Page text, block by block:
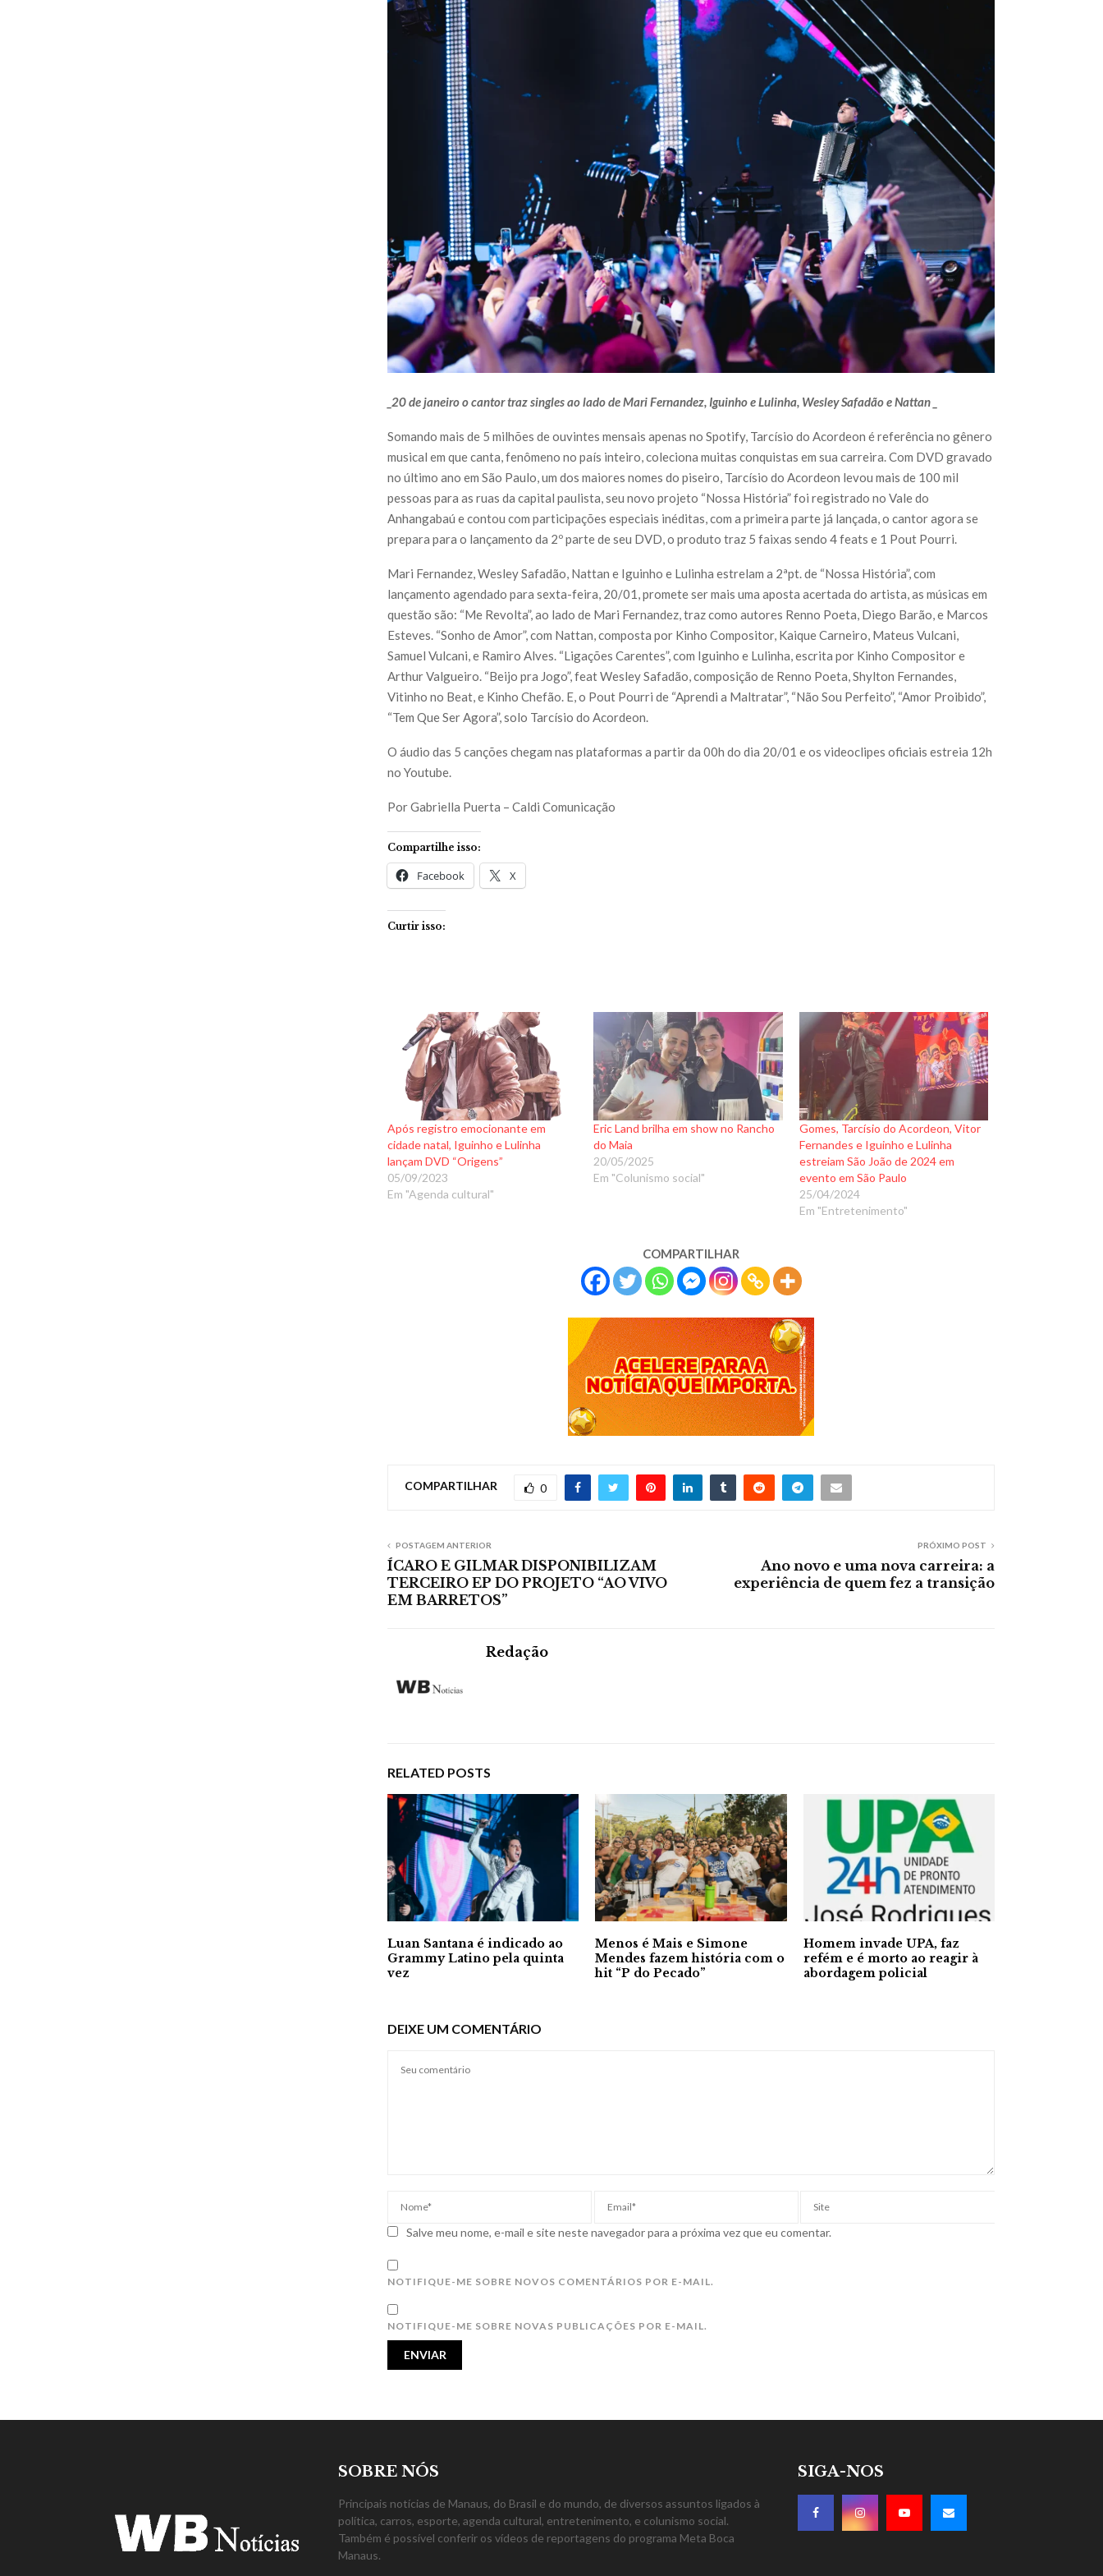
_20 de janeiro o cantor traz singles ao lado de Mari Fernandez, Iguinho e Lulinha, Wesley Safadão e Nattan _
Somando mais de 5 milhões de ouvintes mensais apenas no Spotify, Tarcísio do Acordeon é referência no gênero
musical em que canta, fenômeno no país inteiro, coleciona muitas conquistas em sua carreira. Com DVD gravado
no último ano em São Paulo, um dos maiores nomes do piseiro, Tarcísio do Acordeon levou mais de 100 mil
pessoas para as ruas da capital paulista, seu novo projeto “Nossa História” foi registrado no Vale do
Anhangabaú e contou com participações especiais inéditas, com a primeira parte já lançada, o cantor agora se
prepara para o lançamento da 2º parte de seu DVD, o produto traz 5 faixas sendo 4 feats e 1 Pout Pourri.
Mari Fernandez, Wesley Safadão, Nattan e Iguinho e Lulinha estrelam a 2ªpt. de “Nossa História”, com
lançamento agendado para sexta-feira, 20/01, promete ser mais uma aposta acertada do artista, as músicas em
questão são: “Me Revolta”, ao lado de Mari Fernandez, traz como autores Renno Poeta, Diego Barão, e Marcos
Esteves. “Sonho de Amor”, com Nattan, composta por Kinho Compositor, Kaique Carneiro, Mateus Vulcani,
Samuel Vulcani, e Ramiro Alves. “Ligações Carentes”, com Iguinho e Lulinha, escrita por Kinho Compositor e
Arthur Valgueiro. “Beijo pra Jogo”, feat Wesley Safadão, composição de Renno Poeta, Shylton Fernandes,
Vitinho no Beat, e Kinho Chefão. E, o Pout Pourri de “Aprendi a Maltratar”, “Não Sou Perfeito”, “Amor Proibido”,
“Tem Que Ser Agora”, solo Tarcísio do Acordeon.
O áudio das 5 canções chegam nas plataformas a partir da 00h do dia 20/01 e os videoclipes oficiais estreia 12h
no Youtube.
Por Gabriella Puerta – Caldi Comunicação
Compartilhe isso:
Facebook X
Curtir isso:
Após registro emocionante em
cidade natal, Iguinho e Lulinha
lançam DVD “Origens”
05/09/2023
Em "Agenda cultural"
Eric Land brilha em show no Rancho
do Maia
20/05/2025
Em "Colunismo social"
Gomes, Tarcísio do Acordeon, Vitor
Fernandes e Iguinho e Lulinha
estreiam São João de 2024 em
evento em São Paulo
25/04/2024
Em "Entretenimento"
COMPARTILHAR
COMPARTILHAR 0
POSTAGEM ANTERIOR
ÍCARO E GILMAR DISPONIBILIZAM
TERCEIRO EP DO PROJETO “AO VIVO
EM BARRETOS”
PRÓXIMO POST
Ano novo e uma nova carreira: a
experiência de quem fez a transição
Redação
RELATED POSTS
Luan Santana é indicado ao
Grammy Latino pela quinta
vez
Menos é Mais e Simone
Mendes fazem história com o
hit “P do Pecado”
Homem invade UPA, faz
refém e é morto ao reagir à
abordagem policial
DEIXE UM COMENTÁRIO
Salve meu nome, e-mail e site neste navegador para a próxima vez que eu comentar.
NOTIFIQUE-ME SOBRE NOVOS COMENTÁRIOS POR E-MAIL.
NOTIFIQUE-ME SOBRE NOVAS PUBLICAÇÕES POR E-MAIL.
SOBRE NÓS
Principais notícias de Manaus, do Brasil e do mundo, de diversos assuntos ligados à
política, carros, esporte, agenda cultural, entretenimento, e colunismo social.
Também é possível conferir os vídeos de reportagens do programa Meta Boca
Manaus.
SIGA-NOS